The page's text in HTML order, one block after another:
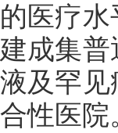
的医疗
建成集
液及罕
合性医院